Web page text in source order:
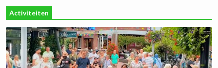
Activiteiten